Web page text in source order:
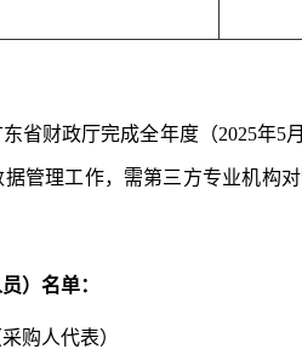
省财政厅完成全年度（2025年5
据管理工作，需第三方专业机构
）名单：
购人代表）